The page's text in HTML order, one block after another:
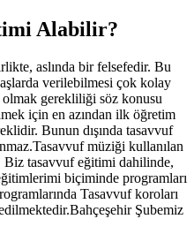
Alabilir?
aslında bir felsefedir. Bu
verilebilmesi çok kolay
olmak gerekliliği söz konusu
için en azından ilk öğretim
Bunun dışında tasavvuf
müziği kullanılan
Biz tasavvuf eğitimi dahilinde,
biçiminde programları
Tasavvuf koroları
Şubemiz